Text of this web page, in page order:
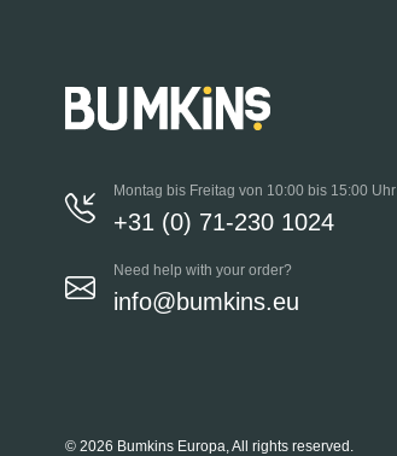
Montag bis Freitag von 10:00 bis 15:00 Uhr
+31 (0) 71-230 1024
Need help with your order?
info@bumkins.eu
© 2026 Bumkins Europa, All rights reserved.